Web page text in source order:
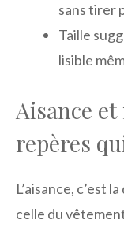
sans tirer
Taille
lisible
Aisance
repères
L’aisance, c’est
celle du